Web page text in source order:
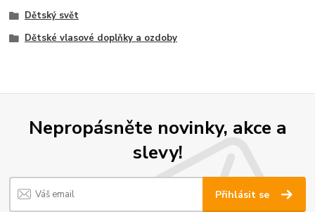
Dětský svět
Dětské vlasové doplňky a ozdoby
Nepropásněte novinky, akce a
slevy!
Přihlásit se